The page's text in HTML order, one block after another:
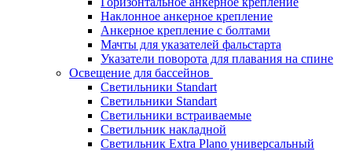
Наклонное анкерное крепление
Анкерное крепление с болтами
Мачты для указателей фальстарта
Указатели поворота для плавания на спине
Освещение для бассейнов
Светильники Standart
Светильники Standart
Светильники встраиваемые
Светильник накладной
Светильник Extra Plano универсальный